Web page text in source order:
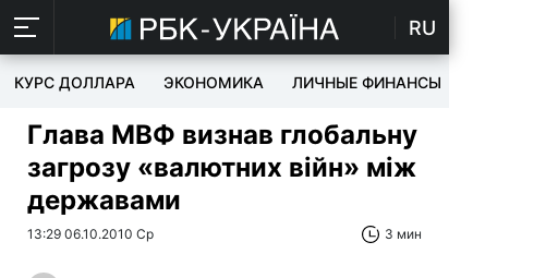
RU
КУРС ДОЛЛАРА ЭКОНОМИКА ЛИЧНЫЕ ФИНАНСЫ
Глава МВФ визнав глобальну
загрозу «валютних війн» між
державами
13:29 06.10.2010 Ср 3 мин